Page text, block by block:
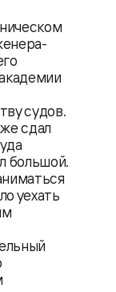
судов.
сдал
большой.
уехать